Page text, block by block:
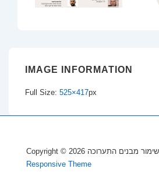
IMAGE INFORMATION
Full Size: 525×417px
Copyright © 2026
Responsive Theme